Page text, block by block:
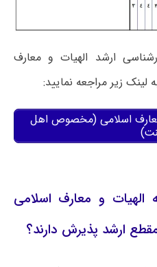
ارشد الهیات و معارف
زیر مراجعه نمایید:
معارف اسلامی (مخصوص اهل
الهیات و معارف اسلامی
ارشد پذیرش دارند؟